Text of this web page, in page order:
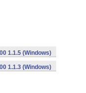
1.1.5 (Windows)
1.1.3 (Windows)